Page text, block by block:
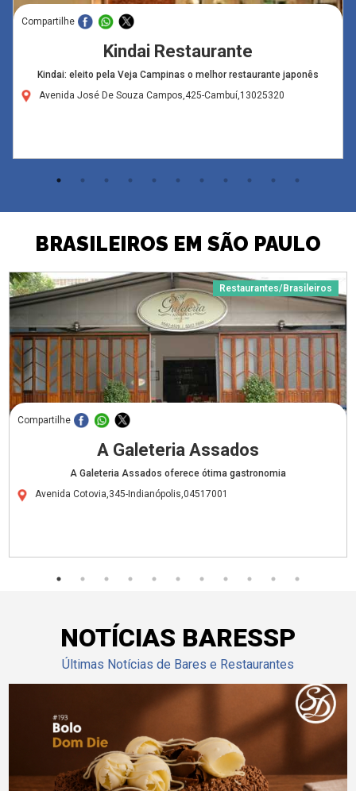
Compartilhe
Kindai Restaurante
Kindai: eleito pela Veja Campinas o melhor restaurante japonês
Avenida José De Souza Campos,425-Cambuí,13025320
BRASILEIROS EM SÃO PAULO
Restaurantes/Brasileiros
Compartilhe
A Galeteria Assados
A Galeteria Assados oferece ótima gastronomia
Avenida Cotovia,345-Indianópolis,04517001
NOTÍCIAS BARESSP
Últimas Notícias de Bares e Restaurantes